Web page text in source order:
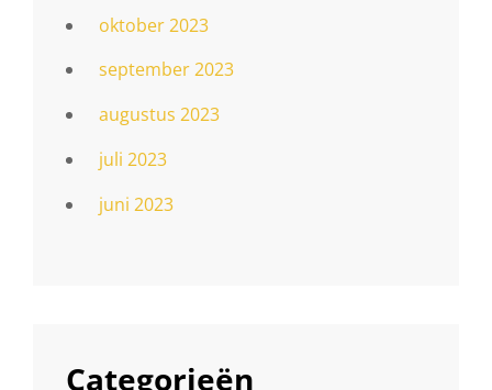
oktober 2023
september 2023
augustus 2023
juli 2023
juni 2023
Categorieën